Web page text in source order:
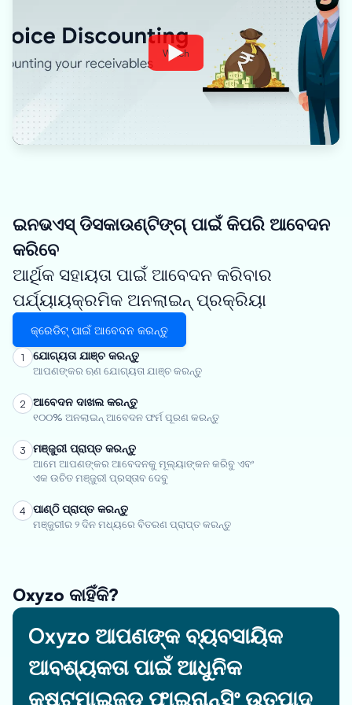
Watch
ଇନଭଏସ୍ ଡିସକାଉଣ୍ଟିଙ୍ଗ୍ ପାଇଁ କିପରି ଆବେଦନ
କରିବେ
ଆର୍ଥିକ ସହାୟତା ପାଇଁ ଆବେଦନ କରିବାର
ପର୍ଯ୍ୟାୟକ୍ରମିକ ଅନଲାଇନ୍ ପ୍ରକ୍ରିୟା
କ୍ରେଡିଟ୍ ପାଇଁ ଆବେଦନ କରନ୍ତୁ
1 ଯୋଗ୍ୟତା ଯାଞ୍ଚ କରନ୍ତୁ
ଆପଣଙ୍କର ଋଣ ଯୋଗ୍ୟତା ଯାଞ୍ଚ କରନ୍ତୁ
2 ଆବେଦନ ଦାଖଲ କରନ୍ତୁ
୧୦୦% ଅନଲାଇନ୍ ଆବେଦନ ଫର୍ମ ପୂରଣ କରନ୍ତୁ
3 ମଞ୍ଜୁରୀ ପ୍ରାପ୍ତ କରନ୍ତୁ
ଆମେ ଆପଣଙ୍କର ଆବେଦନକୁ ମୂଲ୍ୟାଙ୍କନ କରିବୁ ଏବଂ
ଏକ ଉଚିତ ମଞ୍ଜୁରୀ ପ୍ରସ୍ତାବ ଦେବୁ
4 ପାଣ୍ଠି ପ୍ରାପ୍ତ କରନ୍ତୁ
ମଞ୍ଜୁରୀର ୨ ଦିନ ମଧ୍ୟରେ ବିତରଣ ପ୍ରାପ୍ତ କରନ୍ତୁ
Oxyzo କାହିଁକି?
Oxyzo ଆପଣଙ୍କ ବ୍ୟବସାୟିକ
ଆବଶ୍ୟକତା ପାଇଁ ଆଧୁନିକ
କଷ୍ଟମାଇଜଡ୍ ଫାଇନାନ୍ସିଂ ଉତ୍ପାଦ